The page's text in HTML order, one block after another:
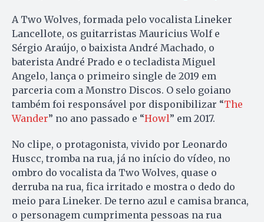
A Two Wolves, formada pelo vocalista Lineker
Lancellote, os guitarristas Mauricius Wolf e
Sérgio Araújo, o baixista André Machado, o
baterista André Prado e o tecladista Miguel
Angelo, lança o primeiro single de 2019 em
parceria com a Monstro Discos. O selo goiano
também foi responsável por disponibilizar “The
Wander” no ano passado e “Howl” em 2017.
No clipe, o protagonista, vivido por Leonardo
Huscc, tromba na rua, já no início do vídeo, no
ombro do vocalista da Two Wolves, quase o
derruba na rua, fica irritado e mostra o dedo do
meio para Lineker. De terno azul e camisa branca,
o personagem cumprimenta pessoas na rua